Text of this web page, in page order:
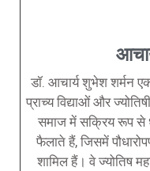
डॉ. आचार्य शुभेश शर्मन
प्राच्य विद्याओं और
समाज में सक्रिय रूप से
फैलाते हैं, जिसमें
शामिल हैं। वे ज्योतिष